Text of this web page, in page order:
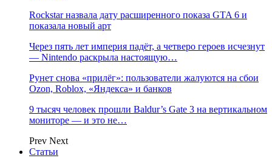
Rockstar назвала дату расширенного показа GTA 6 и
показала новый арт
Через пять лет империя падёт, а четверо героев исчезнут
— Nintendo раскрыла настоящую…
Рунет снова «прилёг»: пользователи жалуются на сбои
Ozon, Roblox, «Яндекса» и банков
9 тысяч человек прошли Baldur’s Gate 3 на вертикальном
мониторе — и это не…
Prev Next
Статьи